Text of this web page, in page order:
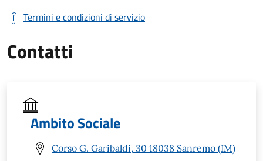
Termini e condizioni di servizio
Contatti
Ambito Sociale
Corso G. Garibaldi, 30 18038 Sanremo (IM)